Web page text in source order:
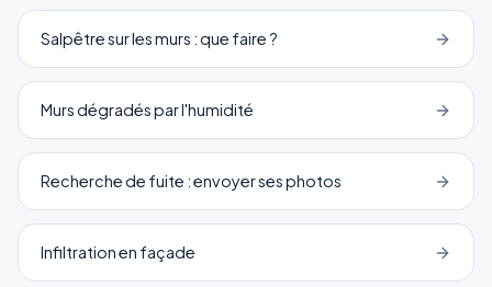
Salpêtre sur les murs : que faire ?
Murs dégradés par l'humidité
Recherche de fuite : envoyer ses photos
Infiltration en façade